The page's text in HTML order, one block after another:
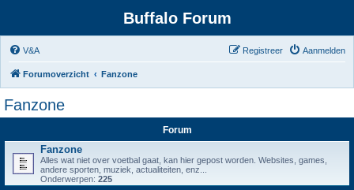
Buffalo Forum
V&A Aanmelden
Registreer
Forumoverzicht Fanzone
Fanzone
Forum
Fanzone
Alles wat niet over voetbal gaat, kan hier gepost worden. Websites, games,
andere sporten, muziek, actualiteiten, enz...
Onderwerpen: 225